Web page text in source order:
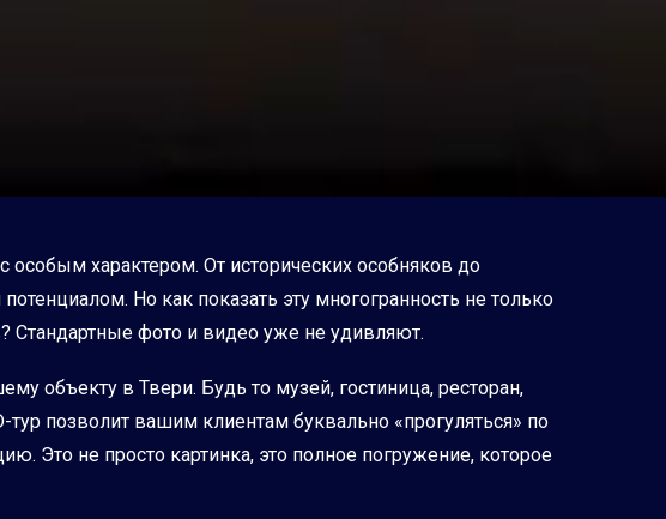
характером. От исторических особняков до
Но как показать эту многогранность не только
Стандартные фото и видео уже не удивляют.
объекту в Твери. Будь то музей, гостиница, ресторан,
позволит вашим клиентам буквально «прогуляться» по
не просто картинка, это полное погружение, которое